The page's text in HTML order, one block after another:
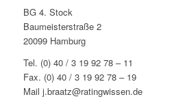
BG 4. Stock
Baumeisterstraße 2
20099 Hamburg
Tel. (0) 40 / 3 19 92 78 – 11
Fax. (0) 40 / 3 19 92 78 – 19
Mail j.braatz@ratingwissen.de